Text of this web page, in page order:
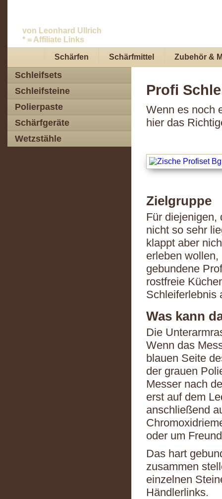
von Leonhard Ullrich
* = Affiliate Links
Schärfen Schärfmittel Zubehör &
Profi
Wenn es noch
hier das
Zielgruppe
Für diejenigen,
nicht so sehr
klappt aber
erleben
gebundene
rostfreie
Schleiferlebnis
Was kann
Die
Wenn das
blauen Seite
der grauen
Messer nach
erst auf dem
anschließend
oder um
Das hart
zusammen
einzelnen
Händlerlinks.
Schleifsets
Schleifsteine
Polierpaste
Schärfgeräte
Wetzstähle